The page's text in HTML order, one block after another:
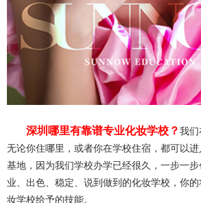
深圳哪里有靠谱专业化妆学校？我们
无论你住哪里，或者你在学校住宿，都可以进
基地，因为我们学校办学已经很久，一步一
业、出色、稳定、说到做到的化妆学校，你
妆学校给予的技能。